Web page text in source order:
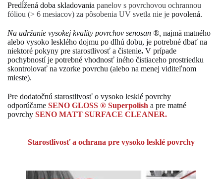
Predĺžená doba skladovania panelov s povrchovou ochrannou
fóliou (> 6 mesiacov) za pôsobenia UV svetla nie je povolená.
Na udržanie vysokej kvality povrchov senosan ® najmä matného
alebo vysoko lesklého dojmu po dlhú dobu, je potrebné dbať na
niektoré pokyny pre starostlivosť a čistenie. V prípade
pochybností je potrebné vhodnosť iného čistiaceho prostriedku
skontrolovať na vzorke povrchu (alebo na menej viditeľnom
mieste).
Pre dodatočnú starostlivosť o vysoko lesklé povrchy
odporúčame SENO GLOSS ® Superpolish a pre matné
povrchy SENO MATT SURFACE CLEANER.
Starostlivosť a ochrana pre vysoko lesklé povrchy